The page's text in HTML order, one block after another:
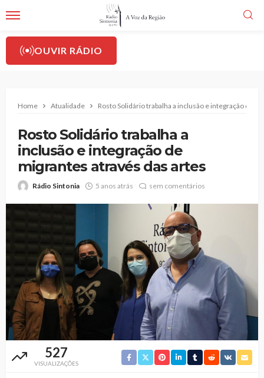
OUVIR RÁDIO
Home Atualidade Rosto Solidário trabalha a inclusão e integração de
Rosto Solidário trabalha a
inclusão e integração de
migrantes através das artes
Rádio Sintonia 5 anos atrás sem comentários
527
VISUALIZAÇÕES